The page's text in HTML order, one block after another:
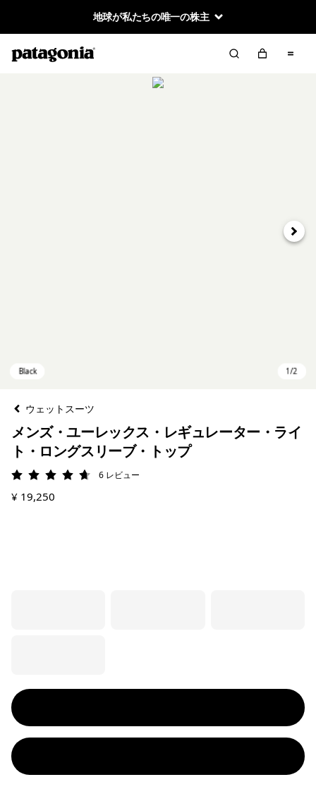
地球が私たちの唯一の株主
次へ
ウェットスーツ
メンズ・ユーレックス・レギュレーター・ライ
ト・ロングスリーブ・トップ
評価: 4.7 / 5
6 レビュー
¥ 19,250